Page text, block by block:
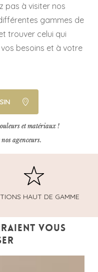
pas à visiter nos
gammes de
trouver celui qui
besoins et à votre
et matériaux !
agenceurs.
HAUT DE GAMME
vous